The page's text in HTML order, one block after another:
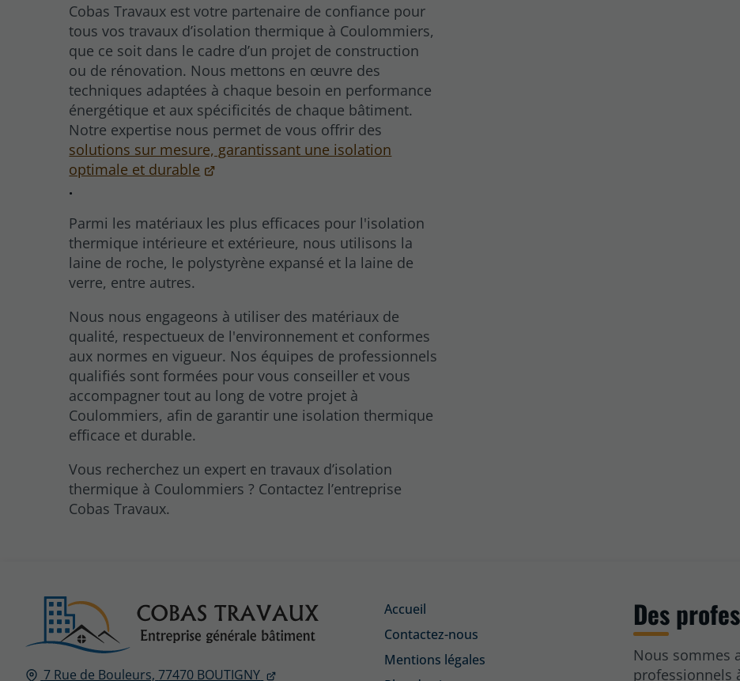
Cobas Travaux est votre partenaire de confiance pour
tous vos travaux d’isolation thermique à Coulommiers,
que ce soit dans le cadre d’un projet de construction
ou de rénovation. Nous mettons en œuvre des
techniques adaptées à chaque besoin en performance
énergétique et aux spécificités de chaque bâtiment.
Notre expertise nous permet de vous offrir des
solutions sur mesure, garantissant une isolation
optimale et durable
.
Parmi les matériaux les plus efficaces pour l'isolation
thermique intérieure et extérieure, nous utilisons la
laine de roche, le polystyrène expansé et la laine de
verre, entre autres.
Nous nous engageons à utiliser des matériaux de
qualité, respectueux de l'environnement et conformes
aux normes en vigueur. Nos équipes de professionnels
qualifiés sont formées pour vous conseiller et vous
accompagner tout au long de votre projet à
Coulommiers, afin de garantir une isolation thermique
efficace et durable.
Vous recherchez un expert en travaux d’isolation
thermique à Coulommiers ? Contactez l’entreprise
Cobas Travaux.
7 Rue de Bouleurs, 77470 BOUTIGNY
Accueil
Contactez-nous
Mentions légales
Des
Nous sommes
professionnels